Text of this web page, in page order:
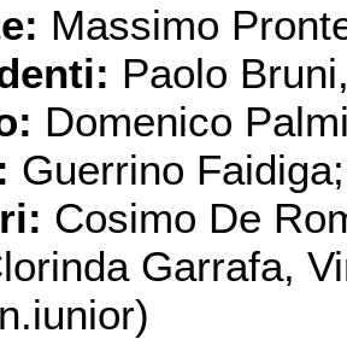
Massimo
Paolo
Domenico
Guerrino Faidiga;
Cosimo De
Garrafa,